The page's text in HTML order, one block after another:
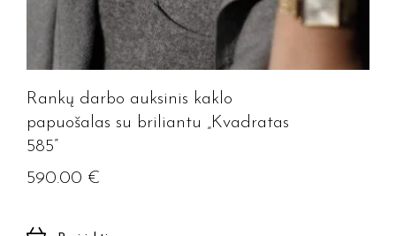
Rankų darbo auksinis kaklo
papuošalas su briliantu „Kvadratas
585”
590.00 €